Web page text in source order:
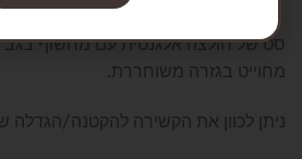
סט של חולצה אלגנטית עם מחשוף בגב
מחוייט בגזרה משוחררת.
ניתן לכוון את הקשירה להקטנה/הגדלה